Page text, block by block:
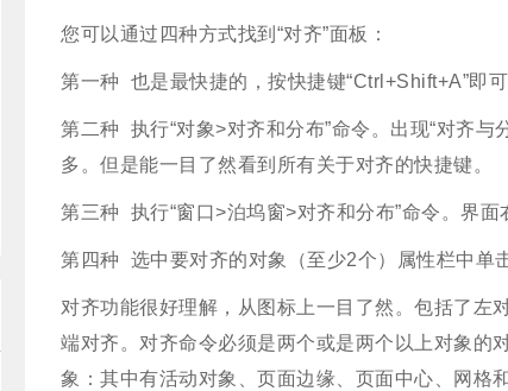
您可以通过四种方式找到“对齐”面板：
第一种 也是最快捷的，按快捷键“Ctrl+Shift+A”即可
第二种 执行“对象>对齐和分布”命令。出现“对齐
多。但是能一目了然看到所有关于对齐的快捷键。
第三种 执行“窗口>泊坞窗>对齐和分布”命令。界面
第四种 选中要对齐的对象（至少2个）属性栏中单
对齐功能很好理解，从图标上一目了然。包括了左
端对齐。对齐命令必须是两个或是两个以上对象的
象：其中有活动对象、页面边缘、页面中心、网格